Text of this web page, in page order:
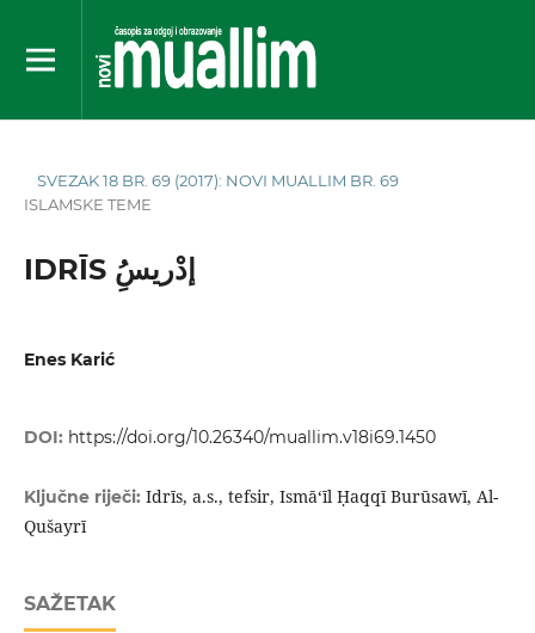
SVEZAK 18 BR. 69 (2017): NOVI MUALLIM BR. 69
ISLAMSKE TEME
IDRĪS إدْريسُِ
Enes Karić
DOI: https://doi.org/10.26340/muallim.v18i69.1450
Ključne riječi: Idrīs, a.s., tefsir, Ismā‘īl Ḥaqqī Burūsawī, Al-
Qušayrī
SAŽETAK